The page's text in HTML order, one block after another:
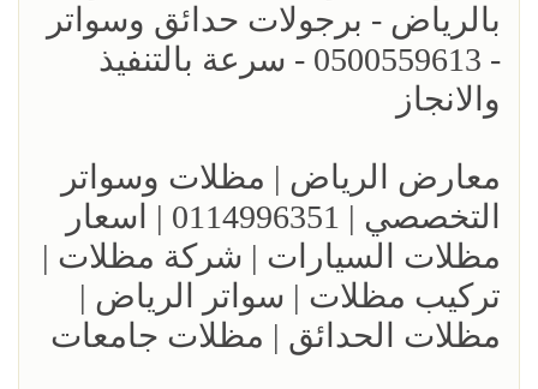
بالرياض - برجولات حدائق وسواتر
- 0500559613 - سرعة بالتنفيذ
والانجاز
معارض الرياض | مظلات وسواتر
التخصصي | 0114996351 | اسعار
مظلات السيارات | شركة مظلات |
تركيب مظلات | سواتر الرياض |
مظلات الحدائق | مظلات جامعات